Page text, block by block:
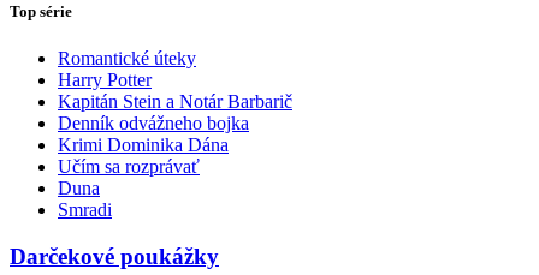
Top série
Romantické úteky
Harry Potter
Kapitán Stein a Notár Barbarič
Denník odvážneho bojka
Krimi Dominika Dána
Učím sa rozprávať
Duna
Smradi
Darčekové poukážky